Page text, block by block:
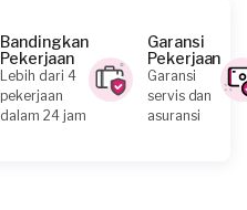
Bandingkan
Pekerjaan
Lebih dari 4
pekerjaan
dalam 24 jam
Garansi
Pekerjaan
Garansi
servis dan
asuransi